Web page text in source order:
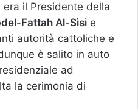
il Presidente della
Fattah Al-Sìsi e
autorità cattoliche e
è salito in auto
ad
la cerimonia di